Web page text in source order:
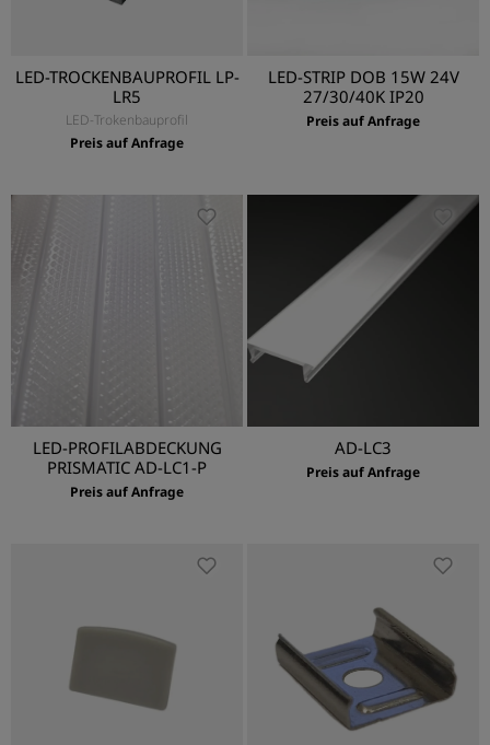
LED-TROCKENBAUPROFIL LP-
LR5
LED-Trokenbauprofil
Preis auf Anfrage
LED-STRIP DOB 15W 24V
27/30/40K IP20
Preis auf Anfrage
LED-PROFILABDECKUNG
PRISMATIC AD-LC1-P
Preis auf Anfrage
AD-LC3
Preis auf Anfrage